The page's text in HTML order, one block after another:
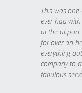
This was one
ever had
at the airport
for over an
everything
company to
fabulous